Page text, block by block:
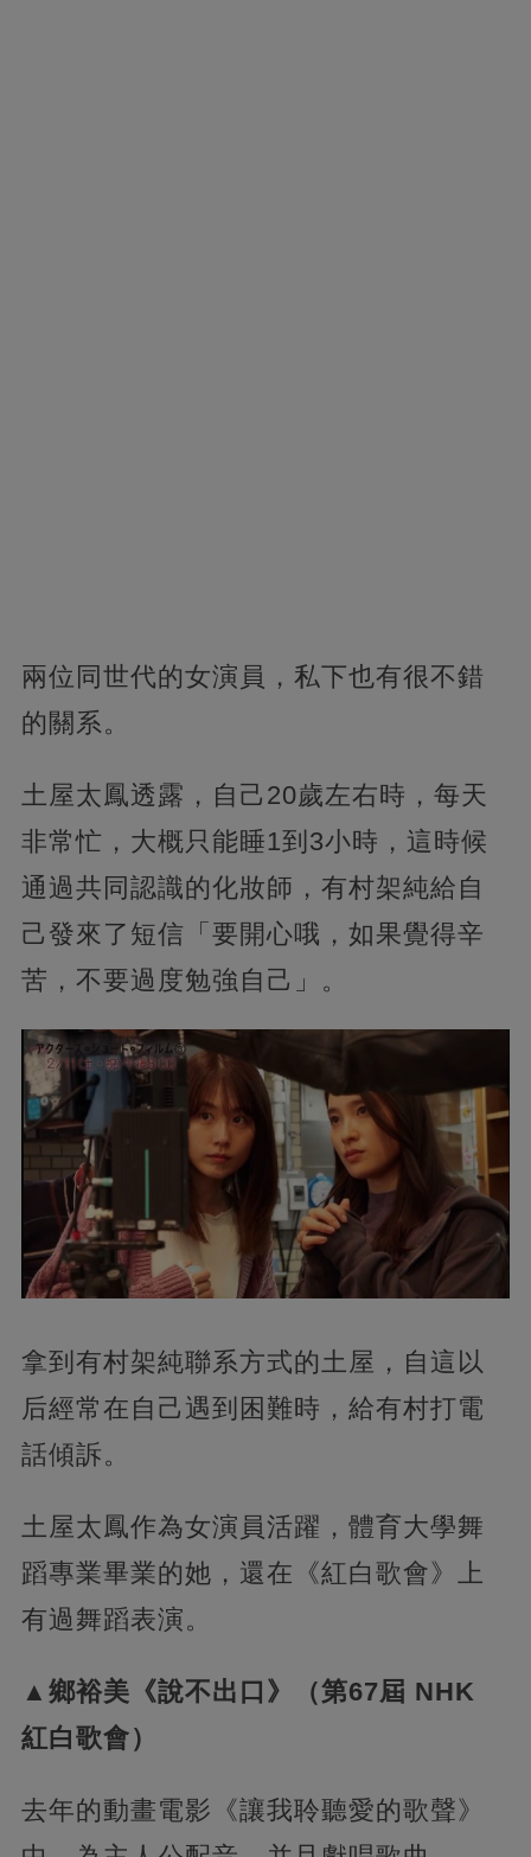
兩位同世代的女演員，私下也有很不錯
的關系。
土屋太鳳透露，自己20歲左右時，每天
非常忙，大概只能睡1到3小時，這時候
通過共同認識的化妝師，有村架純給自
己發來了短信「要開心哦，如果覺得辛
苦，不要過度勉強自己」。
拿到有村架純聯系方式的土屋，自這以
后經常在自己遇到困難時，給有村打電
話傾訴。
土屋太鳳作為女演員活躍，體育大學舞
蹈專業畢業的她，還在《紅白歌會》上
有過舞蹈表演。
▲鄉裕美《說不出口》（第67屆 NHK
紅白歌會）
去年的動畫電影《讓我聆聽愛的歌聲》